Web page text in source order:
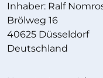
Inhaber: Ralf
Brölweg 16
40625 Düsseldorf
Deutschland